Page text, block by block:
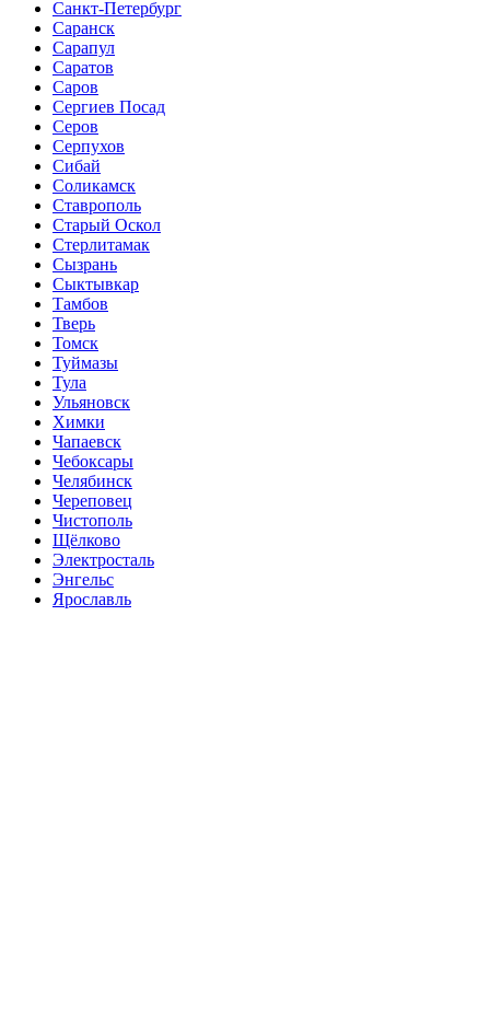
Санкт-Петербург
Саранск
Сарапул
Саратов
Саров
Сергиев Посад
Серов
Серпухов
Сибай
Соликамск
Ставрополь
Старый Оскол
Стерлитамак
Сызрань
Сыктывкар
Тамбов
Тверь
Томск
Туймазы
Тула
Ульяновск
Химки
Чапаевск
Чебоксары
Челябинск
Череповец
Чистополь
Щёлково
Электросталь
Энгельс
Ярославль